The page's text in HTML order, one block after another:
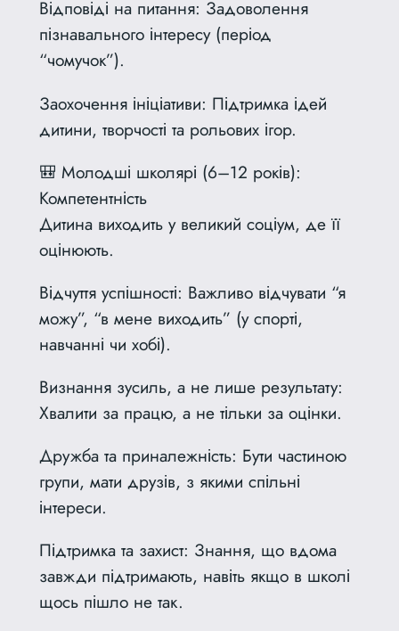
Відповіді на питання: Задоволення
пізнавального інтересу (період
“чомучок”).
Заохочення ініціативи: Підтримка ідей
дитини, творчості та рольових ігор.
🎒 Молодші школярі (6–12 років):
Компетентність
Дитина виходить у великий соціум, де її
оцінюють.
Відчуття успішності: Важливо відчувати “я
можу”, “в мене виходить” (у спорті,
навчанні чи хобі).
Визнання зусиль, а не лише результату:
Хвалити за працю, а не тільки за оцінки.
Дружба та приналежність: Бути частиною
групи, мати друзів, з якими спільні
інтереси.
Підтримка та захист: Знання, що вдома
завжди підтримають, навіть якщо в школі
щось пішло не так.